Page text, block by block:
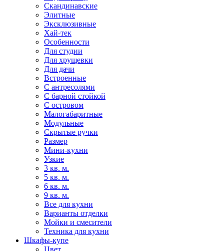
Скандинавские
Элитные
Эксклюзивные
Хай-тек
Особенности
Для студии
Для хрущевки
Для дачи
Встроенные
С антресолями
С барной стойкой
С островом
Малогабаритные
Модульные
Скрытые ручки
Размер
Мини-кухни
Узкие
3 кв. м.
5 кв. м.
6 кв. м.
9 кв. м.
Все для кухни
Варианты отделки
Мойки и смесители
Техника для кухни
Шкафы-купе
Цвет